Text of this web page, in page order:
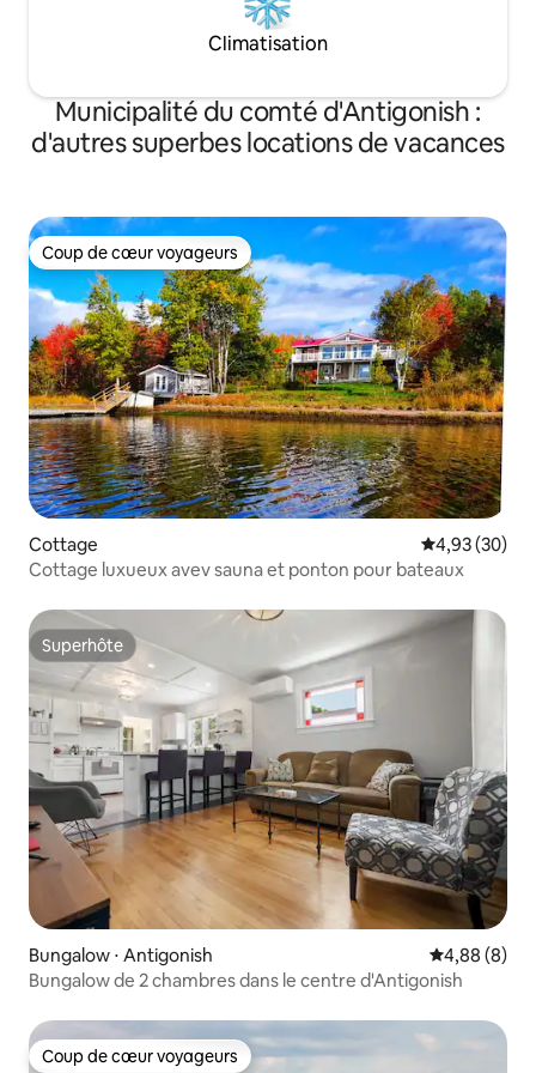
Climatisation
Municipalité du comté d'Antigonish :
d'autres superbes locations de vacances
Coup de cœur voyageurs
Coup de cœur voyageurs
Cottage Évaluation
4,93 (30)
Cottage luxueux avev sauna et ponton pour bateaux
Superhôte
Superhôte
Bungalow ⋅ Antigonish Évaluation
4,88 (8)
Bungalow de 2 chambres dans le centre d'Antigonish
Coup de cœur voyageurs
Coup de cœur voyageurs